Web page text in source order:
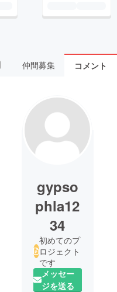
仲間募集 コメント
gypso
phla12
34
初めてのプ
ロジェクト
です
メッセー
ジを送る